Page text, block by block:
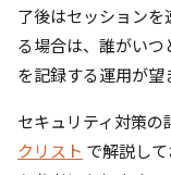
了後はセッション
る場合は、誰がい
を記録する運用が望
セキュリティ対策の
クリスト で解説し